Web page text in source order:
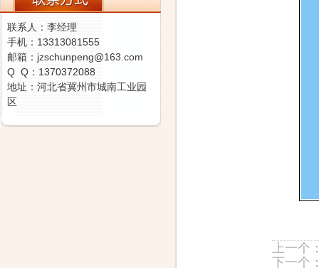
联系人：李经理
手机：13313081555
邮箱：jzschunpeng@163.com
Q Q： 1370372088
地址：河北省冀州市城南工业园
区
上一个
下一个